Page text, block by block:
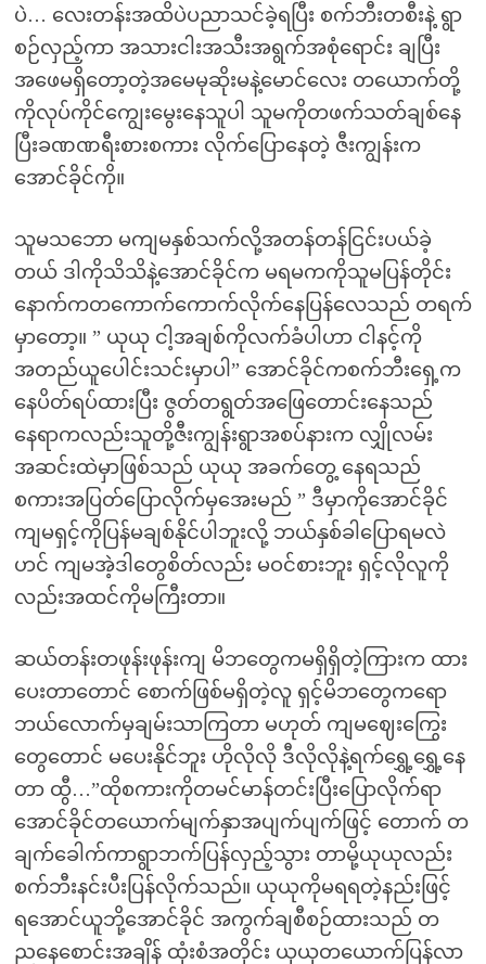
ပဲ… လေးတန်းအထိပဲပညာသင်ခဲ့ရပြီး စက်ဘီးတစီးနဲ့ ရွာ
စဉ်လှည့်ကာ အသားငါးအသီးအရွက်အစုံရောင်း ချပြီး
အဖေမရှိတော့တဲ့အမေမုဆိုးမနဲ့မောင်လေး တယောက်တို့
ကိုလုပ်ကိုင်ကျွေးမွေးနေသူပါ သူမကိုတဖက်သတ်ချစ်နေ
ပြီးခဏဏရီးစားစကား လိုက်ပြောနေတဲ့ ဇီးကျွန်းက
အောင်ခိုင်ကို။
သူမသဘော မကျမနှစ်သက်လို့အတန်တန်ငြင်းပယ်ခဲ့
တယ် ဒါကိုသိသိနဲ့အောင်ခိုင်က မရမကကိုသူမပြန်တိုင်း
နောက်ကတကောက်ကောက်လိုက်နေပြန်လေသည် တရက်
မှာတော့။ ” ယုယု ငါ့အချစ်ကိုလက်ခံပါဟာ ငါနင့်ကို
အတည်ယူပေါင်းသင်းမှာပါ” အောင်ခိုင်ကစက်ဘီးရှေ့က
နေပိတ်ရပ်ထားပြီး ဇွတ်တရွတ်အဖြေတောင်းနေသည်
နေရာကလည်းသူတို့ဇီးကျွန်းရွာအစပ်နားက လျှိုလမ်း
အဆင်းထဲမှာဖြစ်သည် ယုယု အခက်တွေ့ နေရသည်
စကားအပြတ်ပြောလိုက်မှအေးမည် ” ဒီမှာကိုအောင်ခိုင်
ကျမရှင့်ကိုပြန်မချစ်နိုင်ပါဘူးလို့ ဘယ်နှစ်ခါပြောရမလဲ
ဟင် ကျမအဲ့ဒါတွေစိတ်လည်း မဝင်စားဘူး ရှင့်လိုလူကို
လည်းအထင်ကိုမကြီးတာ။
ဆယ်တန်းတဖုန်းဖုန်းကျ မိဘတွေကမရှိရှိတဲ့ကြားက ထား
ပေးတာတောင် စောက်ဖြစ်မရှိတဲ့လူ ရှင့်မိဘတွေကရော
ဘယ်လောက်မှချမ်းသာကြတာ မဟုတ် ကျမဈေးကြွေး
တွေတောင် မပေးနိုင်ဘူး ဟိုလိုလို ဒီလိုလိုနဲ့ရက်ရွှေ့ရွှေ့နေ
တာ ထွီ…”ထိုစကားကိုတမင်မာန်တင်းပြီးပြောလိုက်ရာ
အောင်ခိုင်တယောက်မျက်နှာအပျက်ပျက်ဖြင့် တောက် တ
ချက်ခေါက်ကာရွာဘက်ပြန်လှည့်သွား တာမို့ယုယုလည်း
စက်ဘီးနင်းပီးပြန်လိုက်သည်။ ယုယုကိုမရရတဲ့နည်းဖြင့်
ရအောင်ယူဘို့အောင်ခိုင် အကွက်ချစီစဉ်ထားသည် တ
ညနေစောင်းအချိန် ထုံးစံအတိုင်း ယုယုတယောက်ပြန်လာ